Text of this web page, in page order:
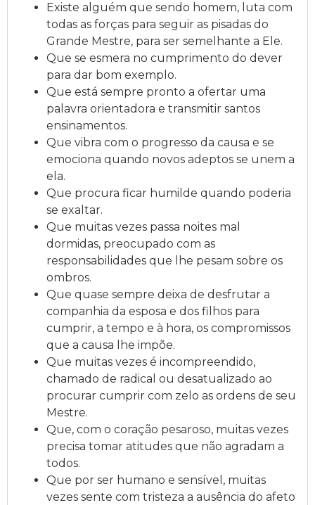
Existe alguém que sendo homem, luta com
todas as forças para seguir as pisadas do
Grande Mestre, para ser semelhante a Ele.
Que se esmera no cumprimento do dever
para dar bom exemplo.
Que está sempre pronto a ofertar uma
palavra orientadora e transmitir santos
ensinamentos.
Que vibra com o progresso da causa e se
emociona quando novos adeptos se unem a
ela.
Que procura ficar humilde quando poderia
se exaltar.
Que muitas vezes passa noites mal
dormidas, preocupado com as
responsabilidades que lhe pesam sobre os
ombros.
Que quase sempre deixa de desfrutar a
companhia da esposa e dos filhos para
cumprir, a tempo e à hora, os compromissos
que a causa lhe impõe.
Que muitas vezes é incompreendido,
chamado de radical ou desatualizado ao
procurar cumprir com zelo as ordens de seu
Mestre.
Que, com o coração pesaroso, muitas vezes
precisa tomar atitudes que não agradam a
todos.
Que por ser humano e sensível, muitas
vezes sente com tristeza a ausência do afeto